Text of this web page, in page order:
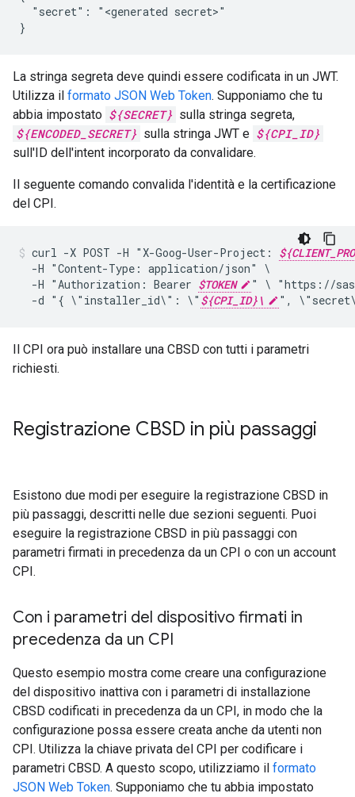
  "secret": "<generated secret>"
La stringa segreta deve quindi essere codificata in un JWT.
Utilizza il formato JSON Web Token. Supponiamo che tu
abbia impostato ${SECRET} sulla stringa segreta,
${ENCODED_SECRET} sulla stringa JWT e ${CPI_ID}
sull'ID dell'intent incorporato da convalidare.
Il seguente comando convalida l'identità e la certificazione
del CPI.
curl -X POST -H "X-Goog-User-Project:
-H "Content-Type: application/json"
-H "Authorization: Bearer $TOKEN " \ "https://
-d "{ \"installer_id\": \" ${CPI_ID}\ ",
Il CPI ora può installare una CBSD con tutti i parametri
richiesti.
Registrazione CBSD in più passaggi
Esistono due modi per eseguire la registrazione CBSD in
più passaggi, descritti nelle due sezioni seguenti. Puoi
eseguire la registrazione CBSD in più passaggi con
parametri firmati in precedenza da un CPI o con un account
CPI.
Con i parametri del dispositivo firmati in
precedenza da un CPI
Questo esempio mostra come creare una configurazione
del dispositivo inattiva con i parametri di installazione
CBSD codificati in precedenza da un CPI, in modo che la
configurazione possa essere creata anche da utenti non
CPI. Utilizza la chiave privata del CPI per codificare i
parametri CBSD. A questo scopo, utilizziamo il formato
JSON Web Token. Supponiamo che tu abbia impostato